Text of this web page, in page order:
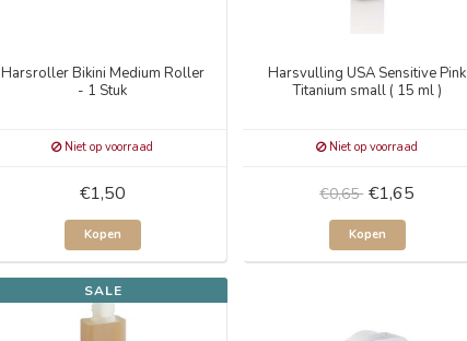
Harsroller Bikini Medium Roller
- 1 Stuk
Niet op voorraad
€1,50
Kopen
Harsvulling USA Sensitive Pink
Titanium small ( 15 ml )
Niet op voorraad
€0,65 €1,65
Kopen
SALE